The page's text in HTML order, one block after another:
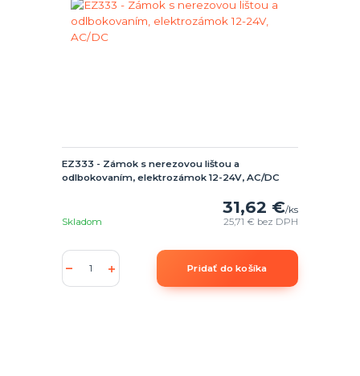
EZ333 - Zámok s nerezovou lištou a
odlbokovaním, elektrozámok 12-24V, AC/DC
31,62 €/ks
25,71 € bez DPH
Skladom
Pridať do košíka